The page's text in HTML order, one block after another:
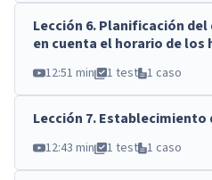
Lección 6.Planificación del
en cuenta el horario de los
12:51 min 1 test 1 caso
Lección 7.Establecimiento
12:43 min 1 test 1 caso